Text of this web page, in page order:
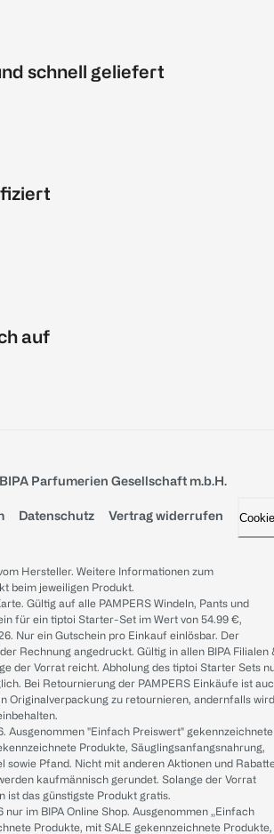
schnell geliefert
auf
Parfumerien Gesellschaft m.b.H.
Datenschutz Vertrag widerrufen
Hersteller. Weitere Informationen zum
beim jeweiligen Produkt.
Gültig auf alle PAMPERS Windeln, Pants und
für ein tiptoi Starter-Set im Wert von 54.99 €,
Nur ein Gutschein pro Einkauf einlösbar. Der
Rechnung angedruckt. Gültig in allen BIPA Filialen
der Vorrat reicht. Abholung des tiptoi Starter Sets
Bei Retournierung der PAMPERS Einkäufe ist
Originalverpackung zu retournieren, andernfalls wird
Ausgenommen "Einfach Preiswert" gekennzeichnete
Produkte, Säuglingsanfangsnahrung,
sowie Pfand. Nicht mit anderen Aktionen und
kaufmännisch gerundet. Solange der Vorrat
ist das günstigste Produkt gratis.
nur im BIPA Online Shop. Ausgenommen „Einfach
Produkte, mit SALE gekennzeichnete Produkte,